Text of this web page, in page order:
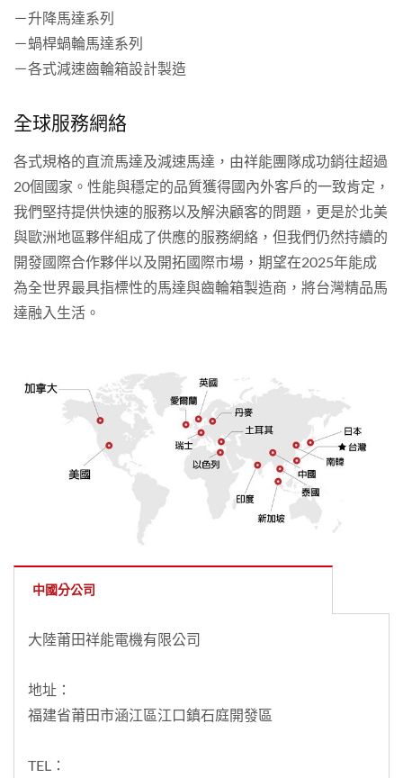
－升降馬達系列
－蝸桿蝸輪馬達系列
－各式減速齒輪箱設計製造
全球服務網絡
各式規格的直流馬達及減速馬達，由祥能團隊成功銷往超過
20個國家。性能與穩定的品質獲得國內外客戶的一致肯定，
我們堅持提供快速的服務以及解決顧客的問題，更是於北美
與歐洲地區夥伴組成了供應的服務網絡，但我們仍然持續的
開發國際合作夥伴以及開拓國際市場，期望在2025年能成
為全世界最具指標性的馬達與齒輪箱製造商，將台灣精品馬
達融入生活。
中國分公司
大陸莆田祥能電機有限公司
地址：
福建省莆田市涵江區江口鎮石庭開發區
TEL：